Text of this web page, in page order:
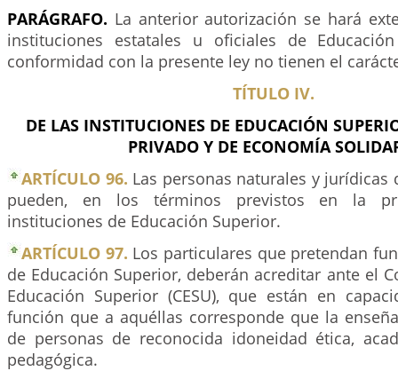
PARÁGRAFO. La anterior autorización se hará
instituciones estatales u oficiales de
conformidad con la presente ley no tienen el
TÍTULO IV.
DE LAS INSTITUCIONES DE EDUCACIÓN
PRIVADO Y DE ECONOMÍA
ARTÍCULO 96. Las personas naturales y jurídicas
pueden, en los términos previstos en la
instituciones de Educación Superior.
ARTÍCULO 97. Los particulares que pretendan
de Educación Superior, deberán acreditar ante el
Educación Superior (CESU), que están en
función que a aquéllas corresponde que la
de personas de reconocida idoneidad ética,
pedagógica.